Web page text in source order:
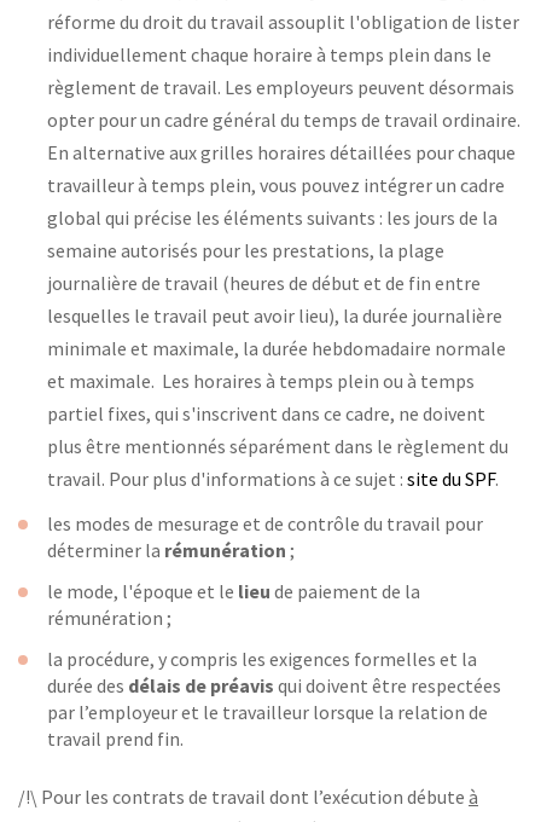
réforme du droit du travail assouplit l'obligation de lister
individuellement chaque horaire à temps plein dans le
règlement de travail. Les employeurs peuvent désormais
opter pour un cadre général du temps de travail ordinaire.
En alternative aux grilles horaires détaillées pour chaque
travailleur à temps plein, vous pouvez intégrer un cadre
global qui précise les éléments suivants : les jours de la
semaine autorisés pour les prestations, la plage
journalière de travail (heures de début et de fin entre
lesquelles le travail peut avoir lieu), la durée journalière
minimale et maximale, la durée hebdomadaire normale
et maximale. Les horaires à temps plein ou à temps
partiel fixes, qui s'inscrivent dans ce cadre, ne doivent
plus être mentionnés séparément dans le règlement du
travail. Pour plus d'informations à ce sujet : site du SPF.
les modes de mesurage et de contrôle du travail pour
déterminer la rémunération ;
le mode, l'époque et le lieu de paiement de la
rémunération ;
la procédure, y compris les exigences formelles et la
durée des délais de préavis qui doivent être respectées
par l’employeur et le travailleur lorsque la relation de
travail prend fin.
/!\ Pour les contrats de travail dont l’exécution débute à